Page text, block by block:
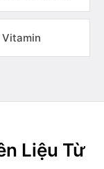
Vitamin
Liệu Từ